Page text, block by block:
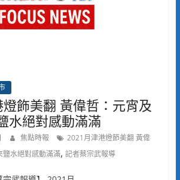
飾美翻 黃偉哲：元宵及
水絕對感動滿滿
焦點時報
2021月津港燈節美翻 黃偉
水絕對感動滿滿, 記者蔡宗武報導